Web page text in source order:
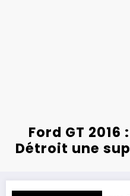
Ford GT
Détroit une